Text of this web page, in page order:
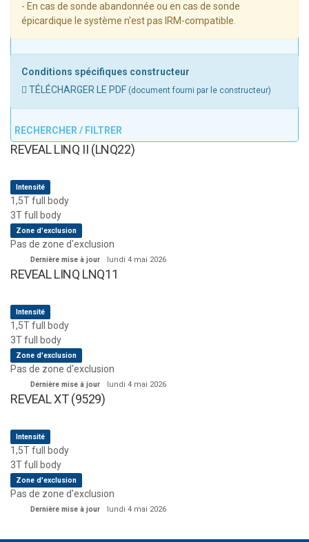
- En cas de sonde abandonnée ou en cas de sonde
épicardique le système n'est pas IRM-compatible.
Conditions spécifiques constructeur
TÉLÉCHARGER LE PDF (document fourni par le constructeur)
RECHERCHER / FILTRER
REVEAL LINQ II (LNQ22)
Intensité
1,5T full body
3T full body
Zone d'exclusion
Pas de zone d'exclusion
Dernière mise à jour lundi 4 mai 2026
REVEAL LINQ LNQ11
Intensité
1,5T full body
3T full body
Zone d'exclusion
Pas de zone d'exclusion
Dernière mise à jour lundi 4 mai 2026
REVEAL XT (9529)
Intensité
1,5T full body
3T full body
Zone d'exclusion
Pas de zone d'exclusion
Dernière mise à jour lundi 4 mai 2026